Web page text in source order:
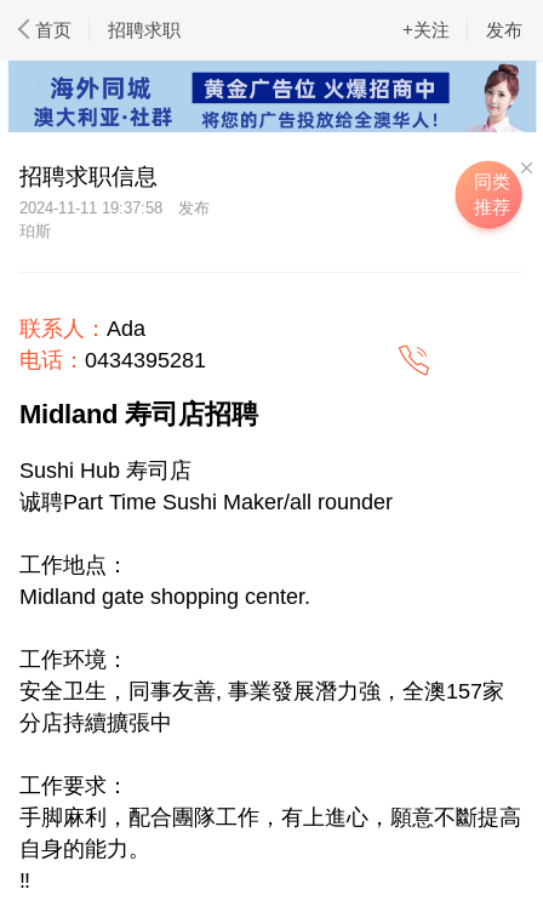
首页 招聘求职 发布
+关注
招聘求职信息
2024-11-11 19:37:58
珀斯
联系人： Ada
电话： 0434395281
Midland 寿司店招聘
Sushi Hub 寿司店
诚聘Part Time Sushi Maker/all rounder
工作地点：
Midland gate shopping center.
工作环境：
安全卫生，同事友善, 事業發展潛力強，全澳157家
分店持續擴張中
工作要求：
手脚麻利，配合團隊工作，有上進心，願意不斷提高
自身的能力。
‼️
同类
推荐